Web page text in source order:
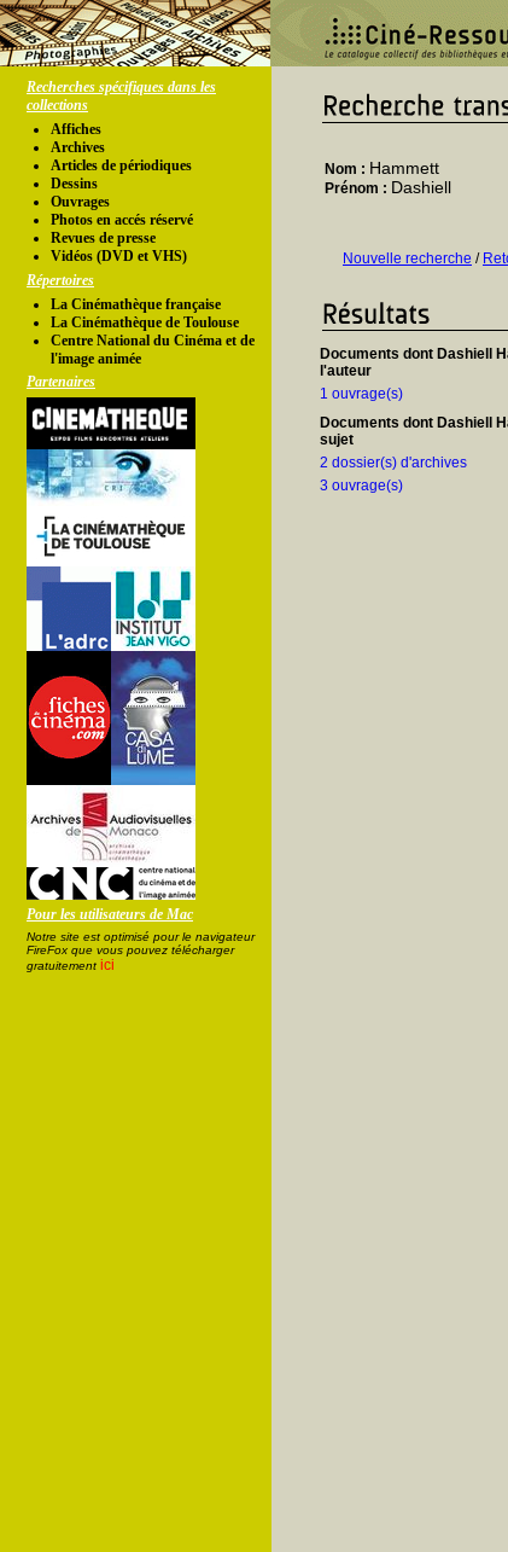
Recherches spécifiques dans les
collections
Affiches
Archives
Articles de périodiques
Dessins
Ouvrages
Photos en accés réservé
Revues de presse
Vidéos (DVD et VHS)
Répertoires
La Cinémathèque française
La Cinémathèque de Toulouse
Centre National du Cinéma et de
l'image animée
Partenaires
Pour les utilisateurs de Mac
Notre site est optimisé pour le navigateur
FireFox que vous pouvez télécharger
gratuitement ici
Nom : Hammett
Prénom : Dashiell
Nouvelle recherche /
Documents dont Dashiell
l'auteur
1 ouvrage(s)
Documents dont Dashiell
sujet
2 dossier(s) d'archives
3 ouvrage(s)